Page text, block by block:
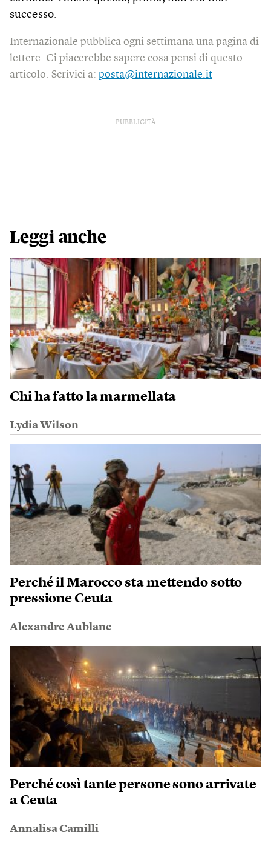
successo.
Internazionale pubblica ogni settimana una pagina di
lettere. Ci piacerebbe sapere cosa pensi di questo
articolo. Scrivici a: posta@internazionale.it
PUBBLICITÀ
Leggi anche
Chi ha fatto la marmellata
Lydia Wilson
Perché il Marocco sta mettendo sotto
pressione Ceuta
Alexandre Aublanc
Perché così tante persone sono arrivate
a Ceuta
Annalisa Camilli